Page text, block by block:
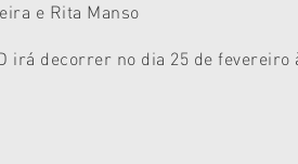
e Rita Manso
irá decorrer no dia 25 de